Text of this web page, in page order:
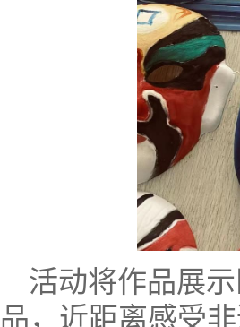
活动将作品展
品，近距离感受